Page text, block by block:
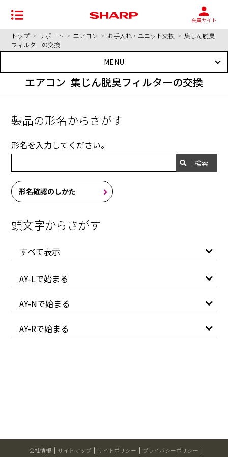
会員サイト
トップ > サポート > エアコン > お手入れ・ユニット交換 > 集じん脱臭
フィルターの交換
エアコン 集じん脱臭フィルターの交換
MENU
製品の形名からさがす
形名を入力してください。
検索
形名確認のしかた
頭文字からさがす
すべて表示
AY-Lで始まる
AY-Nで始まる
AY-Rで始まる
会社情報 サイトマップ サイトポリシー
プライバシーポリシー